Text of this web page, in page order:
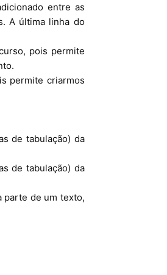
entre as
A última linha do
pois permite
permite criarmos
de tabulação) da
de tabulação) da
parte de um texto,